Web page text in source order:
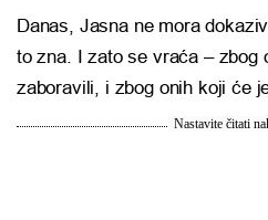
Danas, Jasna ne mora
to zna. I zato se vraća – zbog
zaboravili, i zbog onih koji će
Nastavite čitati